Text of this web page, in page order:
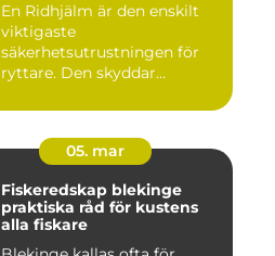
En Ridhjälm är den enskilt
viktigaste
säkerhetsutrustningen för
ryttare. Den skyddar
05. mar
Fiskeredskap blekinge
praktiska råd för kustens
alla fiskare